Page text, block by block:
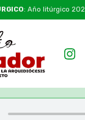
: Año litúrgico